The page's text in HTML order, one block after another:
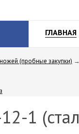
ГЛАВНАЯ
(пробные закупки) →
1